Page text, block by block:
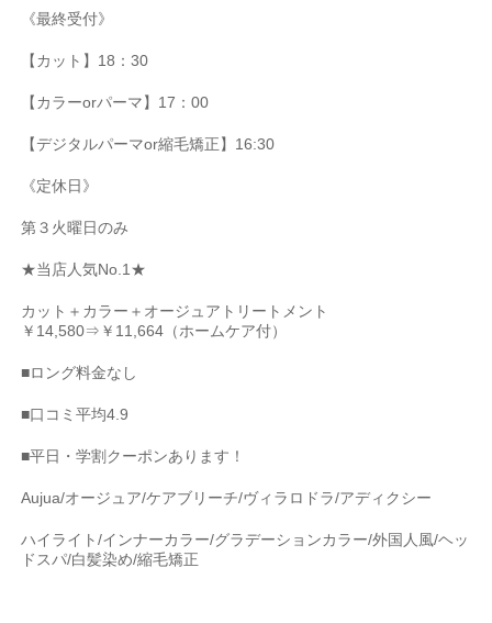
《最終受付》
【カット】18：30
【カラーorパーマ】17：00
【デジタルパーマor縮毛矯正】16:30
《定休日》
第３火曜日のみ
★当店人気No.1★
カット＋カラー＋オージュアトリートメント
￥14,580⇒￥11,664（ホームケア付）
■ロング料金なし
■口コミ平均4.9
■平日・学割クーポンあります！
Aujua/オージュア/ケアブリーチ/ヴィラロドラ/アディクシー
ハイライト/インナーカラー/グラデーションカラー/外国人風/ヘッ
ドスパ/白髪染め/縮毛矯正